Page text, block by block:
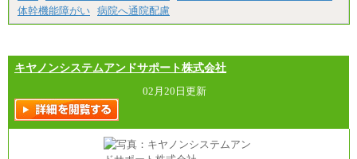
体幹機能障がい 病院へ通院配慮
キヤノンシステムアンドサポート株式会社
02月20日更新